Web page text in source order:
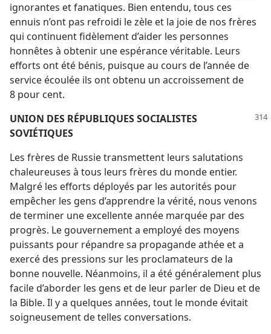
ignorantes et fanatiques. Bien entendu, tous ces
ennuis n’ont pas refroidi le zèle et la joie de nos frères
qui continuent fidèlement d’aider les personnes
honnêtes à obtenir une espérance véritable. Leurs
efforts ont été bénis, puisque au cours de l’année de
service écoulée ils ont obtenu un accroissement de
8 pour cent.
UNION DES RÉPUBLIQUES SOCIALISTES
SOVIÉTIQUES
Les frères de Russie transmettent leurs salutations
chaleureuses à tous leurs frères du monde entier.
Malgré les efforts déployés par les autorités pour
empêcher les gens d’apprendre la vérité, nous venons
de terminer une excellente année marquée par des
progrès. Le gouvernement a employé des moyens
puissants pour répandre sa propagande athée et a
exercé des pressions sur les proclamateurs de la
bonne nouvelle. Néanmoins, il a été généralement plus
facile d’aborder les gens et de leur parler de Dieu et de
la Bible. Il y a quelques années, tout le monde évitait
soigneusement de telles conversations.